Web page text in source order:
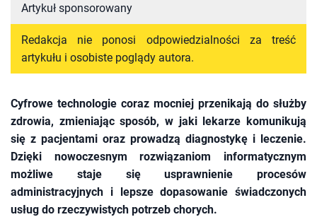
Artykuł sponsorowany
Redakcja nie ponosi odpowiedzialności za treść
artykułu i osobiste poglądy autora.
Cyfrowe technologie coraz mocniej przenikają do służby
zdrowia, zmieniając sposób, w jaki lekarze komunikują
się z pacjentami oraz prowadzą diagnostykę i leczenie.
Dzięki nowoczesnym rozwiązaniom informatycznym
możliwe staje się usprawnienie procesów
administracyjnych i lepsze dopasowanie świadczonych
usług do rzeczywistych potrzeb chorych.